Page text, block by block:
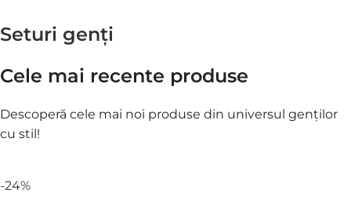
Seturi genți
Cele mai recente produse
Descoperă cele mai noi produse din universul genților
cu stil!
-24%